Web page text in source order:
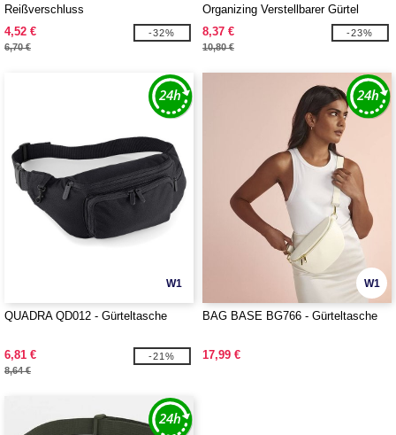
Reißverschluss
4,52 €
6,70 €
-32%
Organizing Verstellbarer Gürtel
8,37 €
10,80 €
-23%
W1
QUADRA QD012 - Gürteltasche
6,81 €
8,64 €
-21%
W1
BAG BASE BG766 - Gürteltasche
17,99 €